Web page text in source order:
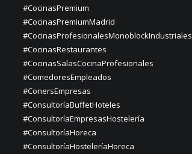
#CocinasPremium
#CocinasPremiumMadrid
#CocinasProfesionalesMonoblockIndustriales
#CocinasRestaurantes
#CocinasSalasCocinaProfesionales
#ComedoresEmpleados
#ConersEmpresas
#ConsultoríaBuffetHoteles
#ConsultoríaEmpresasHostelería
#ConsultoríaHoreca
#ConsultoríaHosteleríaHoreca